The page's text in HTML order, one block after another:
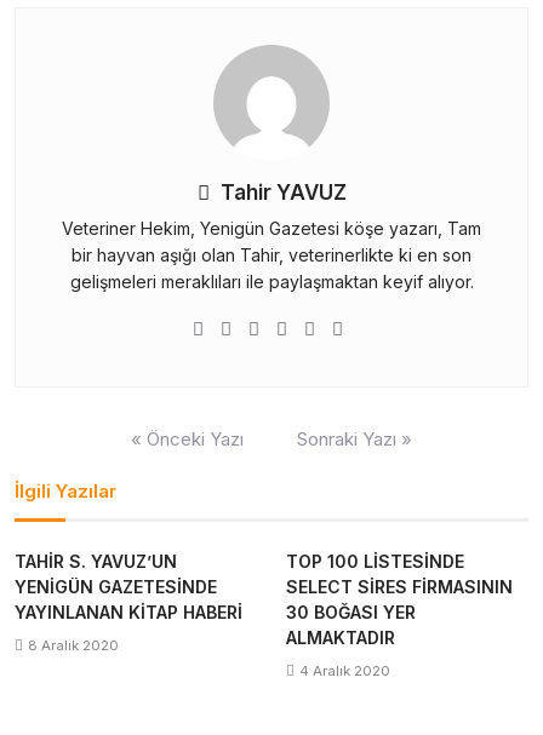
Tahir YAVUZ
Veteriner Hekim, Yenigün Gazetesi köşe yazarı, Tam
bir hayvan aşığı olan Tahir, veterinerlikte ki en son
gelişmeleri meraklıları ile paylaşmaktan keyif alıyor.
« Önceki Yazı Sonraki Yazı »
İlgili Yazılar
TAHİR S. YAVUZ’UN
YENİGÜN GAZETESİNDE
YAYINLANAN KİTAP HABERİ
8 Aralık 2020
TOP 100 LİSTESİNDE
SELECT SİRES FİRMASININ
30 BOĞASI YER
ALMAKTADIR
4 Aralık 2020